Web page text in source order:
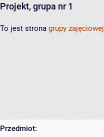
Projekt, grupa nr 1
To jest strona grupy zajęciowej
Przedmiot: